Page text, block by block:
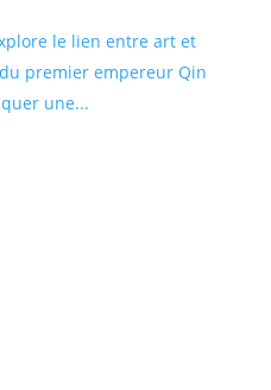
le lien entre art et
premier empereur Qin
une...